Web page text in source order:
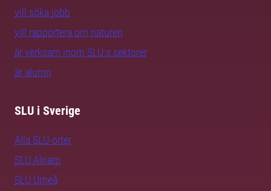
vill söka jobb
vill rapportera om naturen
är verksam inom SLU:s sektorer
är alumn
SLU i Sverige
Alla SLU-orter
SLU Alnarp
SLU Umeå